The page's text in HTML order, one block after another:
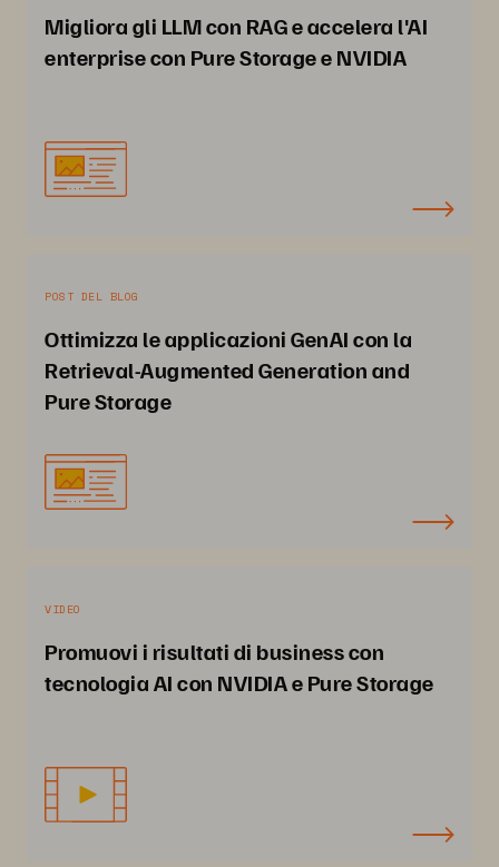
Migliora gli LLM con RAG e accelera l'AI
enterprise con Pure Storage e NVIDIA
POST DEL BLOG
Ottimizza le applicazioni GenAI con la
Retrieval-Augmented Generation and
Pure Storage
VIDEO
Promuovi i risultati di business con
tecnologia AI con NVIDIA e Pure Storage